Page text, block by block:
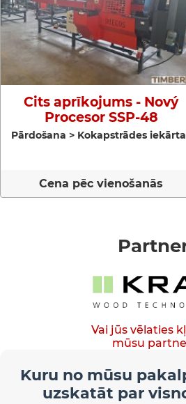
Cits aprīkojums - Nový
Procesor SSP-48
Pārdošana > Kokapstrādes
Cena pēc vienošanās
Vai jūs vēlaties
mūsu
Kuru no mūsu
uzskatāt par